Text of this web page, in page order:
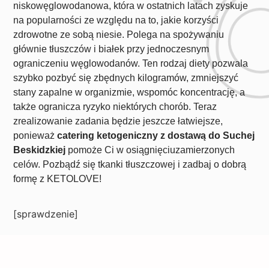
niskowęglowodanowa, która w ostatnich latach zyskuje
na popularności ze względu na to, jakie korzyści
zdrowotne ze sobą niesie. Polega na spożywaniu
głównie tłuszczów i białek przy jednoczesnym
ograniczeniu węglowodanów. Ten rodzaj diety pozwala
szybko pozbyć się zbędnych kilogramów, zmniejszyć
stany zapalne w organizmie, wspomóc koncentrację, a
także ogranicza ryzyko niektórych chorób. Teraz
zrealizowanie zadania będzie jeszcze łatwiejsze,
ponieważcatering ketogeniczny z dostawą do Suchej
Beskidzkiej pomoże Ci w osiągnięciuzamierzonych
celów. Pozbądź się tkanki tłuszczowej i zadbaj o dobrą
formę z KETOLOVE!
[sprawdzenie]